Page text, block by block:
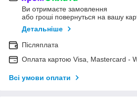
Ви отримаєте замовлення
або гроші повернуться на вашу
Детальніше
Післяплата
Оплата картою Visa, Mastercard -
Всі умови оплати